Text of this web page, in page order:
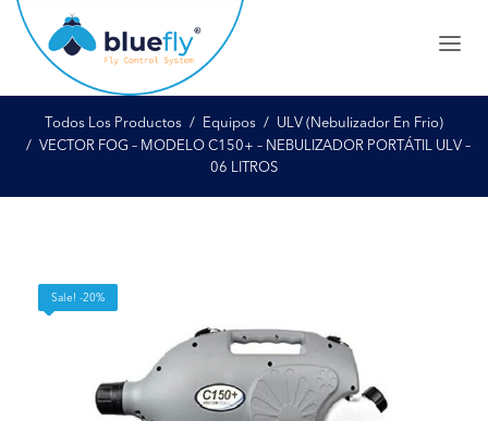
Todos Los Productos Equipos
ULV (Nebulizador En Frio)
VECTOR FOG – MODELO C150+ – NEBULIZADOR PORTÁTIL ULV –
06 LITROS
Sale! -20%